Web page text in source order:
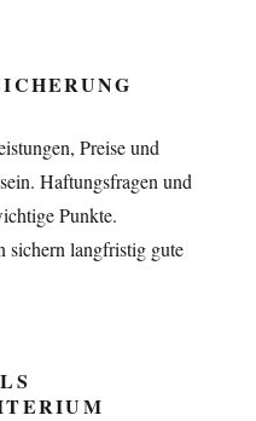
Preise und
Haftungsfragen und
Punkte.
sichern langfristig gute